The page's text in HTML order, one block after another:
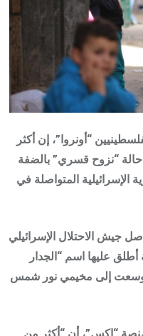
“أونروا”، إن أكثر
حالة “نزوح قسري” بالضفة
الإسرائيلية المتواصلة في
الثاني/ يناير 2025، يواصل جيش الاحتلال الإسرائيلي
عليها اسم “الجدار
توسعت إلى مخيمي نور شمس
“إكس”، أن “أكثر من